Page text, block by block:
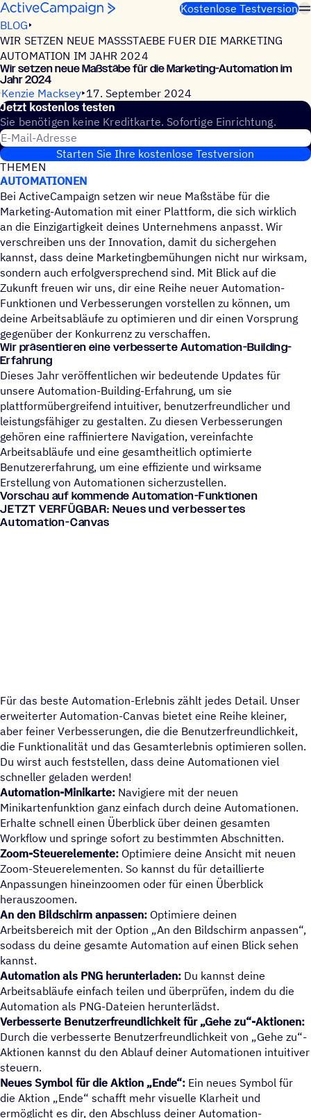
Weiter zum Inhalt
Kostenlose Testversion
BLOG
WIR SETZEN NEUE MASSSTAEBE FUER DIE MARKETING
AUTOMATION IM JAHR 2024
Wir setzen neue Maßstäbe für die Marke­ting-Auto­ma­tion im
Jahr 2024
Kenzie Macksey 17. September 2024
Jetzt kosten­los testen
Sie benötigen keine Kreditkarte. Sofortige Einrichtung.
E-Mail-Adresse
Starten Sie Ihre kostenlose Testversion
THEMEN
AUTOMATIONEN
Bei ActiveCampaign setzen wir neue Maßstäbe für die
Marketing-Automation mit einer Plattform, die sich wirklich
an die Einzigartigkeit deines Unternehmens anpasst. Wir
verschreiben uns der Innovation, damit du sichergehen
kannst, dass deine Marketingbemühungen nicht nur wirksam,
sondern auch erfolgversprechend sind. Mit Blick auf die
Zukunft freuen wir uns, dir eine Reihe neuer Automation-
Funktionen und Verbesserungen vorstellen zu können, um
deine Arbeitsabläufe zu optimieren und dir einen Vorsprung
gegenüber der Konkurrenz zu verschaffen.
Wir präsentieren eine verbesserte Automation-Building-
Erfahrung
Dieses Jahr veröffentlichen wir bedeutende Updates für
unsere Automation-Building-Erfahrung, um sie
plattformübergreifend intuitiver, benutzerfreundlicher und
leistungsfähiger zu gestalten. Zu diesen Verbesserungen
gehören eine raffiniertere Navigation, vereinfachte
Arbeitsabläufe und eine gesamtheitlich optimierte
Benutzererfahrung, um eine effiziente und wirksame
Erstellung von Automationen sicherzustellen.
Vorschau auf kommende Automation-Funktionen
JETZT VERFÜGBAR: Neues und verbessertes
Automation-Canvas
Für das beste Automation-Erlebnis zählt jedes Detail. Unser
erweiterter Automation-Canvas bietet eine Reihe kleiner,
aber feiner Verbesserungen, die die Benutzerfreundlichkeit,
die Funktionalität und das Gesamterlebnis optimieren sollen.
Du wirst auch feststellen, dass deine Automationen viel
schneller geladen werden!
Automation-Minikarte: Navigiere mit der neuen
Minikartenfunktion ganz einfach durch deine Automationen.
Erhalte schnell einen Überblick über deinen gesamten
Workflow und springe sofort zu bestimmten Abschnitten.
Zoom-Steuerelemente: Optimiere deine Ansicht mit neuen
Zoom-Steuerelementen. So kannst du für detaillierte
Anpassungen hineinzoomen oder für einen Überblick
herauszoomen.
An den Bildschirm anpassen: Optimiere deinen
Arbeitsbereich mit der Option „An den Bildschirm anpassen“,
sodass du deine gesamte Automation auf einen Blick sehen
kannst.
Automation als PNG herunterladen: Du kannst deine
Arbeitsabläufe einfach teilen und überprüfen, indem du die
Automation als PNG-Dateien herunterlädst.
Verbesserte Benutzerfreundlichkeit für „Gehe zu“-Aktionen:
Durch die verbesserte Benutzerfreundlichkeit von „Gehe zu“-
Aktionen kannst du den Ablauf deiner Automationen intuitiver
steuern.
Neues Symbol für die Aktion „Ende“: Ein neues Symbol für
die Aktion „Ende“ schafft mehr visuelle Klarheit und
ermöglicht es dir, den Abschluss deiner Automation-